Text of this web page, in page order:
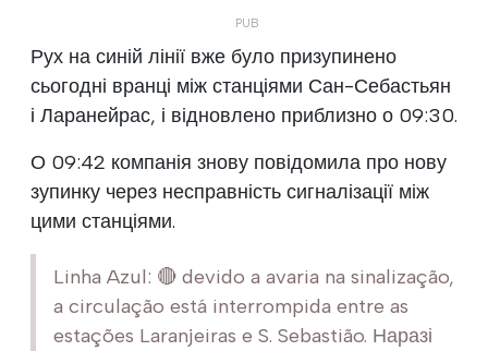
Рух на синій лінії вже було призупинено
сьогодні вранці між станціями Сан-Себастьян
і Ларанейрас, і відновлено приблизно о 09:30.
О 09:42 компанія знову повідомила про нову
зупинку через несправність сигналізації між
цими станціями.
Linha Azul: 🔴 devido a avaria na sinalização,
a circulação está interrompida entre as
estações Laranjeiras e S. Sebastião. Наразі